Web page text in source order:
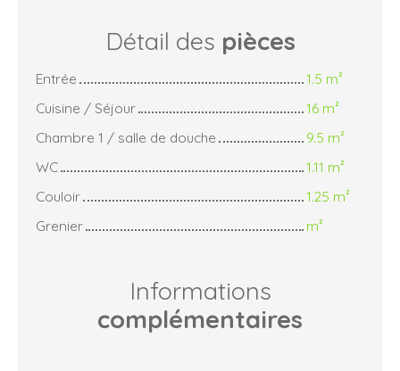
Détail des pièces
Entrée
1.5 m²
Cuisine / Séjour
16 m²
Chambre 1 / salle de douche
9.5 m²
WC
1.11 m²
Couloir
1.25 m²
Grenier
m²
Informations
complémentaires